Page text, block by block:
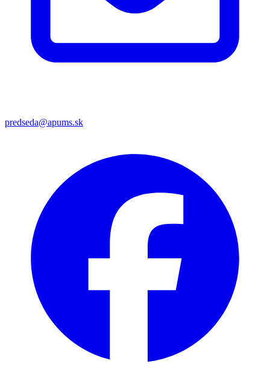
predseda@apums.sk